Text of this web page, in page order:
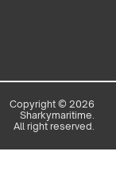
Copyright ©2026
Sharkymaritime.
All right reserved.